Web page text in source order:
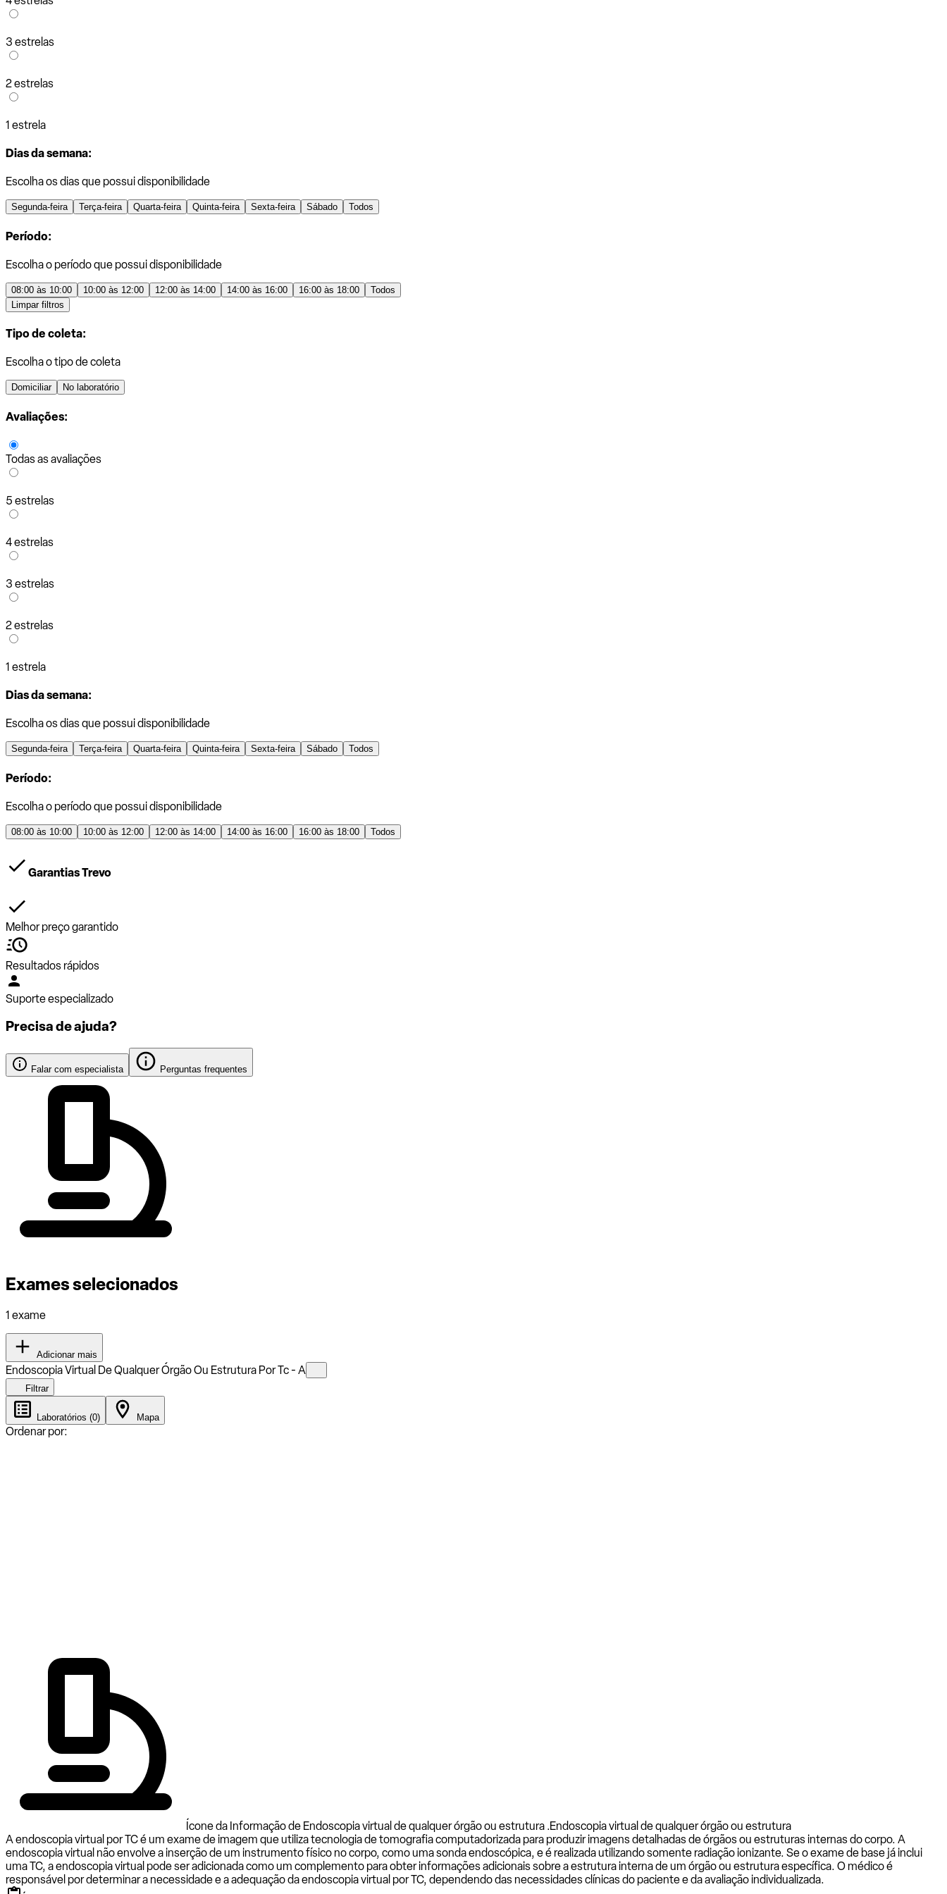
3 estrelas
2 estrelas
1 estrela
Dias da semana:
Escolha os dias que possui disponibilidade
Segunda-feira Terça-feira Quarta-feira Quinta-feira Sexta-feira Sábado Todos
Período:
Escolha o período que possui disponibilidade
08:00 às 10:00 10:00 às 12:00 12:00 às 14:00 14:00 às 16:00 16:00 às 18:00
Todos
Limpar filtros
Tipo de coleta:
Escolha o tipo de coleta
Domiciliar No laboratório
Avaliações:
Todas as avaliações
5 estrelas
4 estrelas
3 estrelas
2 estrelas
1 estrela
Dias da semana:
Escolha os dias que possui disponibilidade
Segunda-feira Terça-feira Quarta-feira Quinta-feira Sexta-feira Sábado Todos
Período:
Escolha o período que possui disponibilidade
08:00 às 10:00 10:00 às 12:00 12:00 às 14:00 14:00 às 16:00 16:00 às 18:00 Todos
Garantias Trevo
Melhor preço garantido
Resultados rápidos
Suporte especializado
Precisa de ajuda?
Falar com especialista Perguntas frequentes
Exames selecionados
1 exame
Adicionar mais
Endoscopia Virtual De Qualquer Órgão Ou Estrutura Por Tc - A
Filtrar
Laboratórios (0) Mapa
Ordenar por:
Ícone da Informação de Endoscopia virtual de qualquer órgão ou estrutura .Endoscopia virtual de qualquer órgão ou estrutura
A endoscopia virtual por TC é um exame de imagem que utiliza tecnologia de tomografia computadorizada para produzir imagens detalhadas de órgãos ou estruturas internas do corpo. A
endoscopia virtual não envolve a inserção de um instrumento físico no corpo, como uma sonda endoscópica, e é realizada utilizando somente radiação ionizante. Se o exame de base já inclui
uma TC, a endoscopia virtual pode ser adicionada como um complemento para obter informações adicionais sobre a estrutura interna de um órgão ou estrutura específica. O médico é
responsável por determinar a necessidade e a adequação da endoscopia virtual por TC, dependendo das necessidades clínicas do paciente e da avaliação individualizada.